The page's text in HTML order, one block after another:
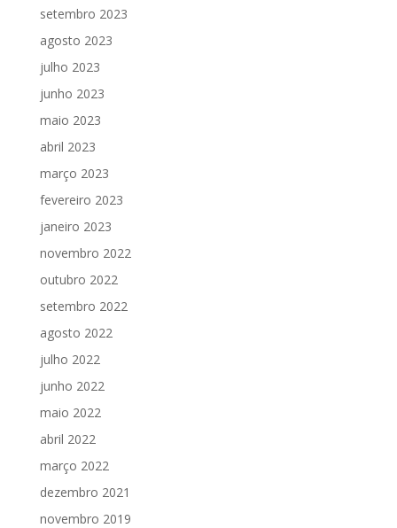
setembro 2023
agosto 2023
julho 2023
junho 2023
maio 2023
abril 2023
março 2023
fevereiro 2023
janeiro 2023
novembro 2022
outubro 2022
setembro 2022
agosto 2022
julho 2022
junho 2022
maio 2022
abril 2022
março 2022
dezembro 2021
novembro 2019